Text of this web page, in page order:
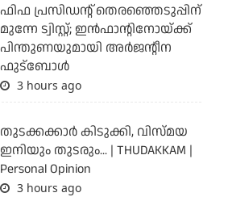
ഫിഫ പ്രസിഡന്റ് തെരഞ്ഞെടുപ്പിന്
മുന്നേ ട്വിസ്റ്റ്; ഇന്‍ഫാന്റിനോയ്ക്ക്
പിന്തുണയുമായി അര്‍ജന്റീന
ഫുട്‌ബോള്‍
3 hours ago
തുടക്കക്കാര്‍ കിടുക്കി, വിസ്മയ
ഇനിയും തുടരും... | THUDAKKAM |
Personal Opinion
3 hours ago